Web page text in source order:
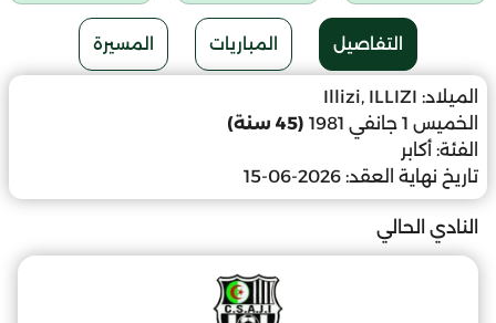
التفاصيل المباريات المسيرة
الميلاد: Illizi, ILLIZI
الخميس 1 جانفي 1981
(45 سنة)
الفئة: أكابر
تاريخ نهاية العقد: 2026-06-15
النادي الحالي